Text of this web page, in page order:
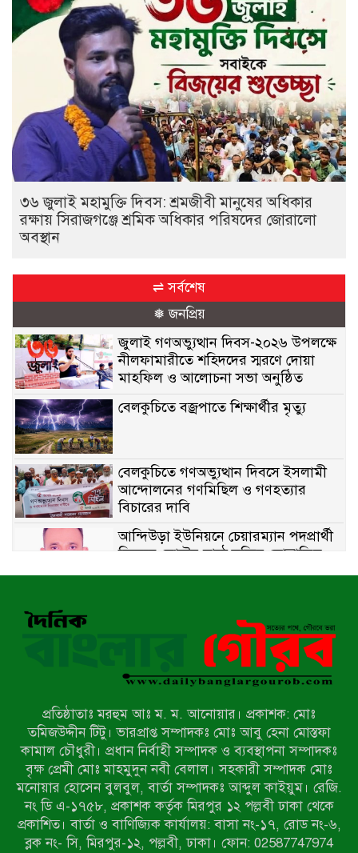
৩৬ জুলাই মহামুক্তি দিবস: শ্রমজীবী মানুষের অধিকার
রক্ষায় সিরাজগঞ্জে শ্রমিক অধিকার পরিষদের জোরালো
অবস্থান
⇌ সর্বশেষ
❅ জনপ্রিয়
জুলাই গণঅভ্যুত্থান দিবস-২০২৬ উপলক্ষে
নীলফামারীতে শহিদদের স্মরণে দোয়া
মাহফিল ও আলোচনা সভা অনুষ্ঠিত
বেলকুচিতে বজ্রপাতে শিক্ষার্থীর মৃত্যু
বেলকুচিতে গণঅভ্যুত্থান দিবসে ইসলামী
আন্দোলনের গণমিছিল ও গণহত্যার
বিচারের দাবি
আন্দিউড়া ইউনিয়নে চেয়ারম্যান পদপ্রার্থী
হিসেবে ভোটের মাঠে সক্রিয় মোত্তাকিম
চৌধুরী
নওগাঁয় সন্ত্রাসী হামলায় বিএনপি নেতা
গুরুতর জখম
টেকনাফের পাহাড়ে র‍্যাবের অভিযান:
অপহৃত ৩ রোহিঙ্গা উদ্ধার, গ্রেপ্তার ১
পোরশায় গণঅভ্যুত্থান দিবসে শহিদ ও
জুলাই যোদ্ধাদের সংবর্ধনা
প্রতিষ্ঠাতাঃ মরহুম আঃ ম. ম. আনোয়ার। প্রকাশক: মোঃ
তমিজউদ্দীন টিটু। ভারপ্রাপ্ত সম্পাদকঃ মোঃ আবু হেনা মোস্তফা
কামাল চৌধুরী। প্রধান নির্বাহী সম্পাদক ও ব্যবস্থাপনা সম্পাদকঃ
বৃক্ষ প্রেমী মোঃ মাহমুদুন নবী বেলাল। সহকারী সম্পাদক মোঃ
মনোয়ার হোসেন বুলবুল, বার্তা সম্পাদকঃ আব্দুল কাইয়ুম। রেজি.
নং ডি এ-১৭৫৮, প্রকাশক কর্তৃক মিরপুর ১২ পল্লবী ঢাকা থেকে
প্রকাশিত। বার্তা ও বাণিজ্যিক কার্যালয়: বাসা নং-১৭, রোড নং-৬,
ব্লক নং- সি, মিরপুর-১২, পল্লবী, ঢাকা। ফোন: 02587747974